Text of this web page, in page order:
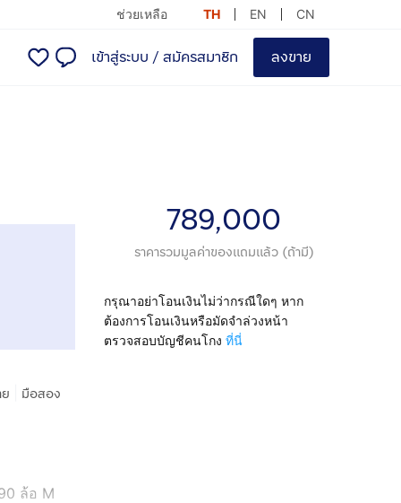
ช่วยเหลือ TH EN CN
เข้าสู่ระบบ / สมัครสมาชิก ลงขาย
มือสอง
ล้อ M
789,000
ราคารวมมูลค่าของแถมแล้ว (ถ้ามี)
กรุณาอย่าโอนเงินไม่ว่ากรณีใดๆ หาก
ต้องการโอนเงินหรือมัดจำล่วงหน้า
ตรวจสอบบัญชีคนโกง ที่นี่